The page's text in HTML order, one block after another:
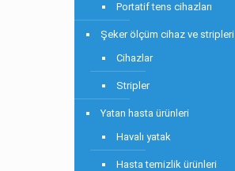
Portatif tens cihazları
Şeker ölçüm cihaz ve stripleri
Cihazlar
Stripler
Yatan hasta ürünleri
Havalı yatak
Hasta temizlik ürünleri